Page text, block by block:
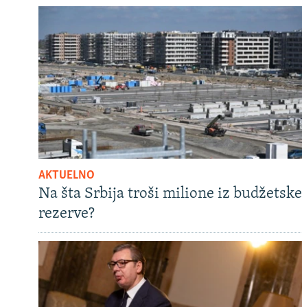
AKTUELNO
Na šta Srbija troši milione iz budžetske
rezerve?